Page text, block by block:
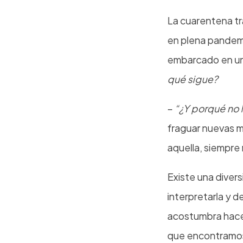
La cuarentena
en plena
embarcado en
qué sigue?
– “¿Y porqué
fraguar nuevas
aquella,
Existe una
interpretarla y
acostumbra
que